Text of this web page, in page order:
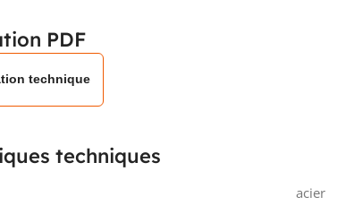
PDF
technique
techniques
acier